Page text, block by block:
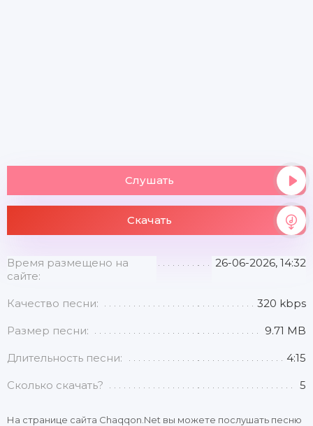
Слушать
Скачать
Время размещено на
сайте:
26-06-2026, 14:32
Качество песни: 320 kbps
Размер песни: 9.71 MB
Длительность песни: 4:15
Сколько скачать? 5
На странице сайта Chaqqon.Net вы можете послушать песню